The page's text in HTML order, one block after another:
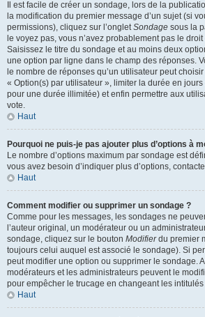
Il est facile de créer un sondage, lors de la
la modification du premier message d’un sujet (si
permissions), cliquez sur l’ongletSondage sous la
le voyez pas, vous n’avez probablement pas le
Saisissez le titre du sondage et au moins deux
une option par ligne dans le champ des réponses.
le nombre de réponses qu’un utilisateur peut
« Option(s) par utilisateur », limiter la durée en
pour une durée illimitée) et enfin permettre aux
vote.
Haut
Pourquoi ne puis-je pas ajouter plus d’options à
Le nombre d’options maximum par sondage est
vous avez besoin d’indiquer plus d’options,
Haut
Comment modifier ou supprimer un sondage ?
Comme pour les messages, les sondages ne
l’auteur original, un modérateur ou un
sondage, cliquez sur le bouton Modifierdu premier
toujours celui auquel est associé le sondage). Si
peut modifier une option ou supprimer le sondage.
modérateurs et les administrateurs peuvent le
pour empêcher le trucage en changeant les
Haut